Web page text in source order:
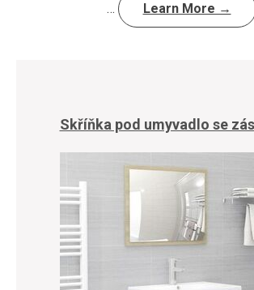
… Learn More →
Skříňka pod umyvadlo se